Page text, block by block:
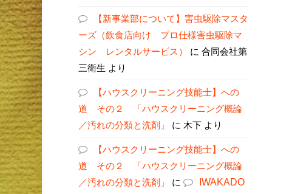
【新事業部について】害虫駆除マスタ
ーズ（飲食店向け プロ仕様害虫駆除マ
シン レンタルサービス）
に 合同会社第
三衛生 より
【ハウスクリーニング技能士】への
道 その２ 「ハウスクリーニング概論
／汚れの分類と洗剤」
に 木下 より
【ハウスクリーニング技能士】への
道 その２ 「ハウスクリーニング概論
／汚れの分類と洗剤」
に
IWAKADO